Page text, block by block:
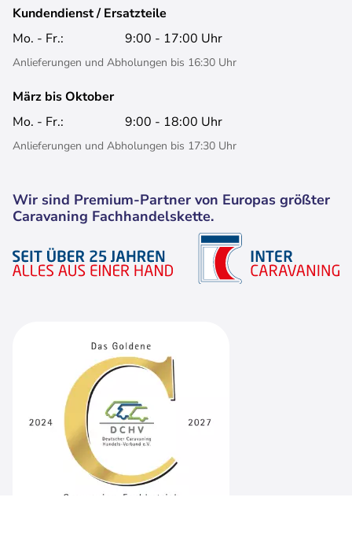
Kundendienst / Ersatzteile
Anlieferungen und Abholungen bis 16:30 Uhr
Mo. - Fr.: 9:00 - 17:00 Uhr
März bis Oktober
Anlieferungen und Abholungen bis 17:30 Uhr
Mo. - Fr.: 9:00 - 18:00 Uhr
Wir sind Premium-Partner von Europas größter
Caravaning Fachhandelskette.